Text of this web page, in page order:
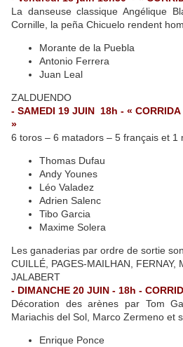
La danseuse classique Angélique
Cornille, la peña Chicuelo rendent
Morante de la Puebla
Antonio Ferrera
Juan Leal
ZALDUENDO
- SAMEDI 19 JUIN 18h - «
»
6 toros – 6 matadors – 5 français et 1
Thomas Dufau
Andy Younes
Léo Valadez
Adrien Salenc
Tibo Garcia
Maxime Solera
Les ganaderias par ordre de sortie
CUILLÉ, PAGES-MAILHAN, FERNAY,
JALABERT
- DIMANCHE 20 JUIN - 18h -
Décoration des arènes par Tom
Mariachis del Sol, Marco Zermeno et
Enrique Ponce